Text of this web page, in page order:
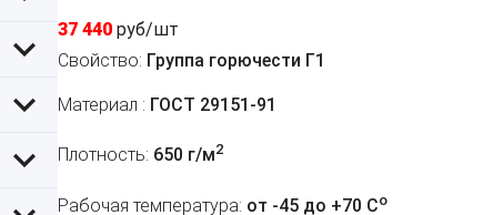
37 440 руб/шт
Свойство: Группа горючести Г1
Материал : ГОСТ 29151-91
Плотность: 650 г/м2
Рабочая температура: от -45 до +70 Co